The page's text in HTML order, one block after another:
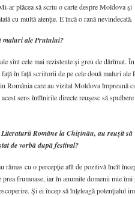
ar plăcea să scriu o carte despre Moldova şi
cu multă atenţie. E încă o rană nevindecată.
maluri ale Prutului?
sînt cele mai rezistente şi greu de dărîmat.
în faţă scriitorii de pe cele două maluri ale
România care au vizitat Moldova împreună
sens întîlnirile directe reuşesc să
Române la Chişinău, au reuşit să
de vorbă după festival?
cu o percepţie atît de pozitivă încît
frumoase, iar în anumite domenii mie îmi
Şi ei încep să înţeleagă potenţialul